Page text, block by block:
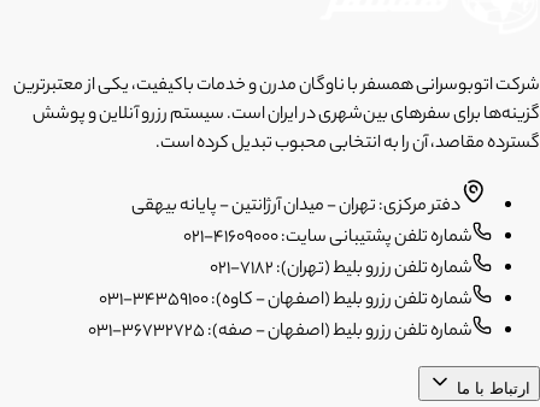
شرکت اتوبوسرانی همسفر با ناوگان مدرن و خدمات باکیفیت، یکی از معتبرترین
گزینه‌ها برای سفرهای بین‌شهری در ایران است. سیستم رزرو آنلاین و پوشش
گسترده مقاصد، آن را به انتخابی محبوب تبدیل کرده است.
دفتر مرکزی: تهران - میدان آرژانتین - پایانه بیهقی
شماره تلفن پشتیبانی سایت: 41609000-021
شماره تلفن رزرو بلیط (تهران): 7182-021
شماره تلفن رزرو بلیط (اصفهان - کاوه): 34359100-031
شماره تلفن رزرو بلیط (اصفهان - صفه): 36732725-031
ارتباط با ما